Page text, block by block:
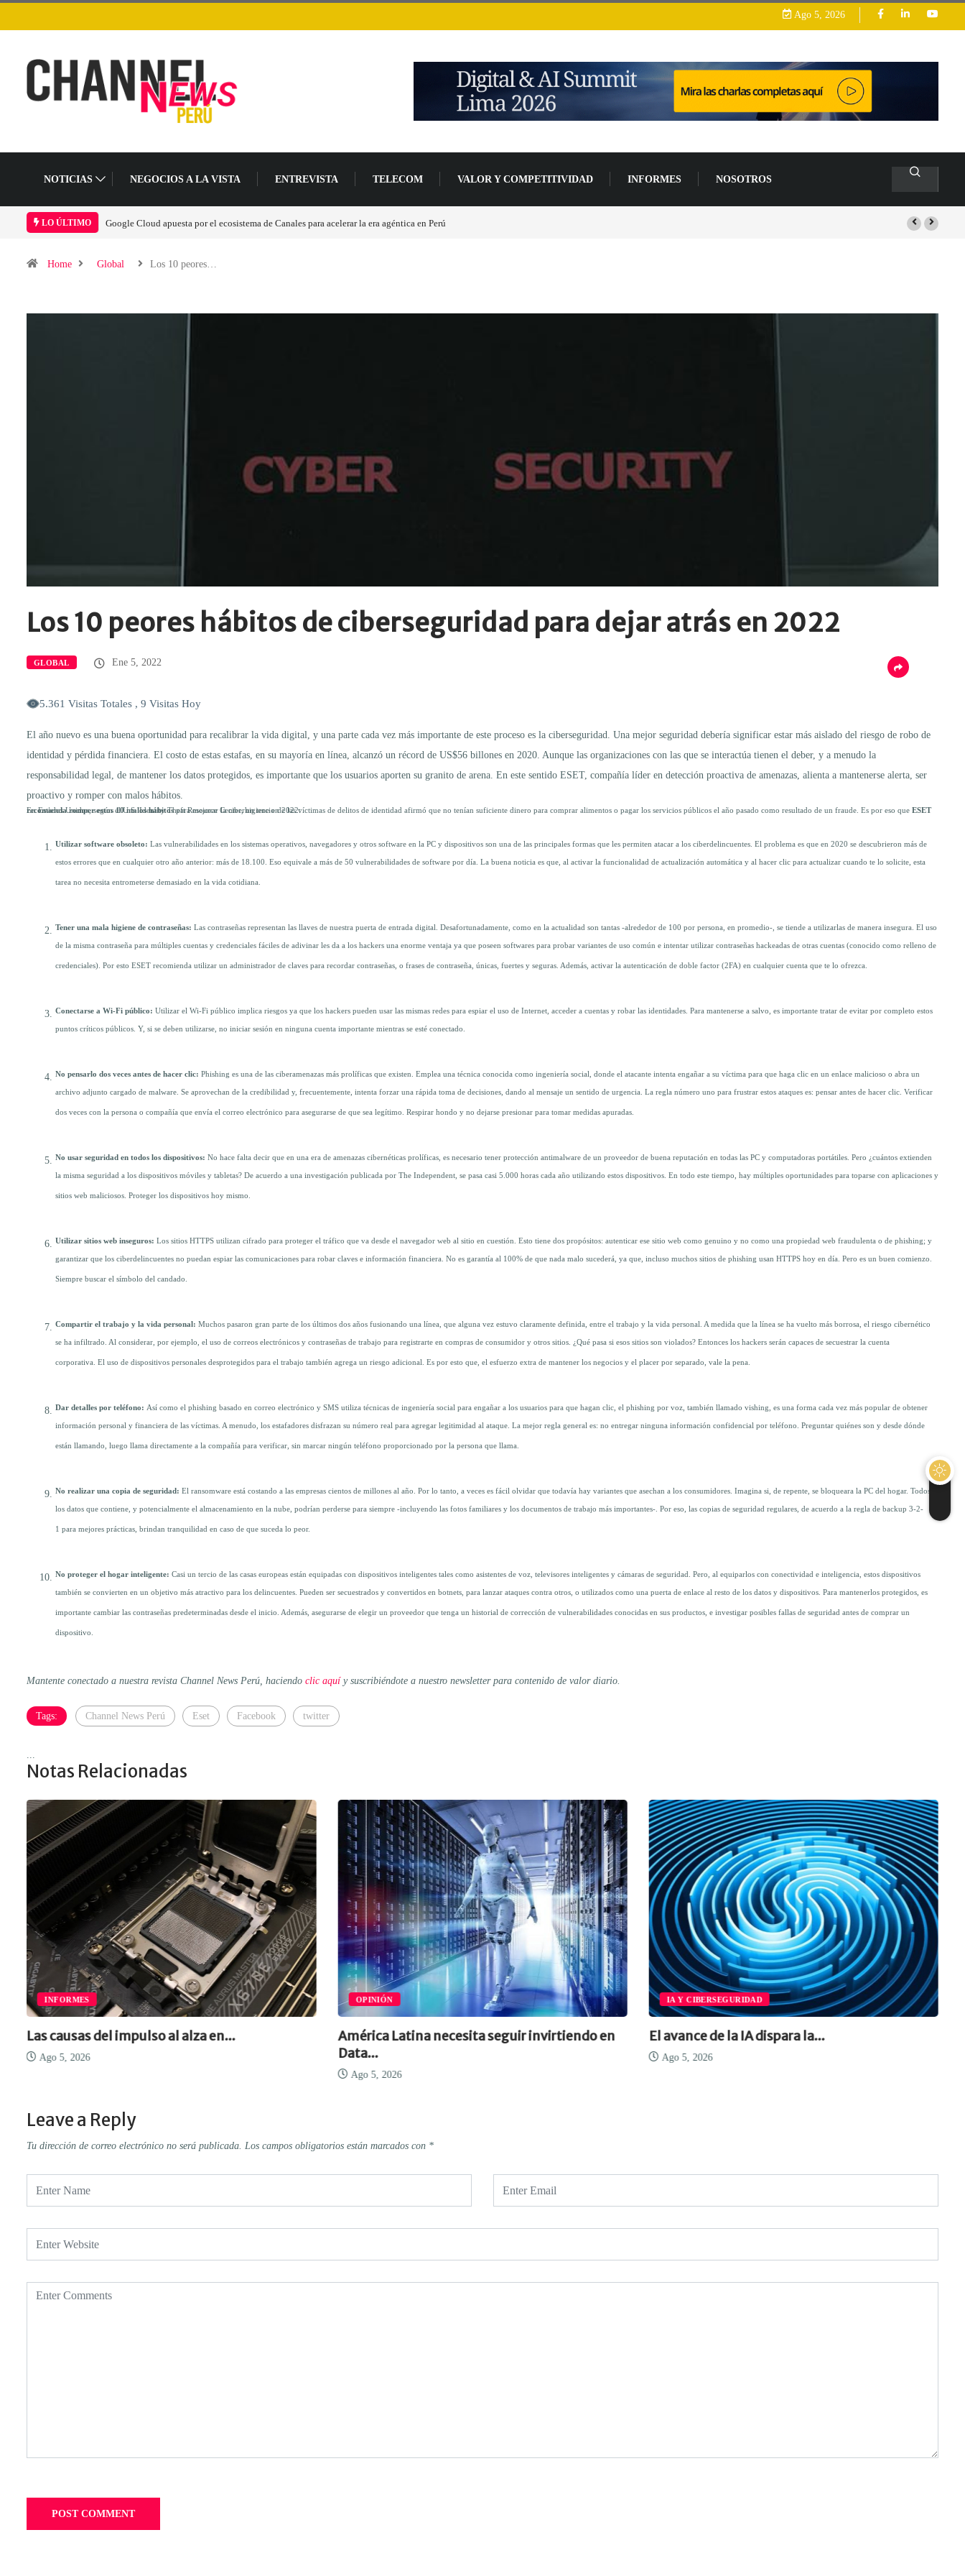
Ago 5, 2026
NOTICIAS NEGOCIOS A LA VISTA ENTREVISTA TELECOM VALOR Y COMPETITIVIDAD INFORMES NOSOTROS
LO ÚLTIMO Las causas del impulso al alza en el precio de las placas base
Home Global Los 10 peores…
Los 10 peores hábitos de ciberseguridad para dejar atrás en 2022
GLOBAL Ene 5, 2022
5.361 Visitas Totales , 9 Visitas Hoy
El año nuevo es una buena oportunidad para recalibrar la vida digital, y una parte cada vez más importante de este proceso es la ciberseguridad. Una mejor seguridad debería significar estar más aislado del riesgo de robo de
identidad y pérdida financiera. El costo de estas estafas, en su mayoría en línea, alcanzó un récord de US$56 billones en 2020. Aunque las organizaciones con las que se interactúa tienen el deber, y a menudo la
responsabilidad legal, de mantener los datos protegidos, es importante que los usuarios aporten su granito de arena. En este sentido ESET, compañía líder en detección proactiva de amenazas, alienta a mantenerse alerta, ser
proactivo y romper con malos hábitos.
En Estados Unidos, según el U.S. Identity Theft Resource Center, un tercio de las víctimas de delitos de identidad afirmó que no tenían suficiente dinero para comprar alimentos o pagar los servicios públicos el año pasado como resultado de un fraude. Es por eso que
ESET recomienda romper estos 10 malos hábitospara mejorar la ciberhigiene en 2022:
Utilizar software obsoleto: Las vulnerabilidades en los sistemas operativos, navegadores y otros software en la PC y dispositivos son una de las principales formas que les permiten atacar a los ciberdelincuentes. El problema es que en 2020 se descubrieron más de
estos errores que en cualquier otro año anterior: más de 18.100. Eso equivale a más de 50 vulnerabilidades de software por día. La buena noticia es que, al activar la funcionalidad de actualización automática y al hacer clic para actualizar cuando te lo solicite, esta
tarea no necesita entrometerse demasiado en la vida cotidiana.
Tener una mala higiene de contraseñas: Las contraseñas representan las llaves de nuestra puerta de entrada digital. Desafortunadamente, como en la actualidad son tantas -alrededor de 100 por persona, en promedio-, se tiende a utilizarlas de manera insegura. El uso
de la misma contraseña para múltiples cuentas y credenciales fáciles de adivinar les da a los hackers una enorme ventaja ya que poseen softwares para probar variantes de uso común e intentar utilizar contraseñas hackeadas de otras cuentas (conocido como relleno de
credenciales). Por esto ESET recomienda utilizar un administrador de claves para recordar contraseñas, o frases de contraseña, únicas, fuertes y seguras. Además, activar la autenticación de doble factor (2FA) en cualquier cuenta que te lo ofrezca.
Conectarse a Wi-Fi público: Utilizar el Wi-Fi público implica riesgos ya que los hackers pueden usar las mismas redes para espiar el uso de Internet, acceder a cuentas y robar las identidades. Para mantenerse a salvo, es importante tratar de evitar por completo estos
puntos críticos públicos. Y, si se deben utilizarse, no iniciar sesión en ninguna cuenta importante mientras se esté conectado.
No pensarlo dos veces antes de hacer clic: Phishing es una de las ciberamenazas más prolíficas que existen. Emplea una técnica conocida como ingeniería social, donde el atacante intenta engañar a su víctima para que haga clic en un enlace malicioso o abra un
archivo adjunto cargado de malware. Se aprovechan de la credibilidad y, frecuentemente, intenta forzar una rápida toma de decisiones, dando al mensaje un sentido de urgencia. La regla número uno para frustrar estos ataques es: pensar antes de hacer clic. Verificar
dos veces con la persona o compañía que envía el correo electrónico para asegurarse de que sea legítimo. Respirar hondo y no dejarse presionar para tomar medidas apuradas.
No usar seguridad en todos los dispositivos: No hace falta decir que en una era de amenazas cibernéticas prolíficas, es necesario tener protección antimalware de un proveedor de buena reputación en todas las PC y computadoras portátiles. Pero ¿cuántos extienden
la misma seguridad a los dispositivos móviles y tabletas? De acuerdo a una investigación publicada por The Independent, se pasa casi 5.000 horas cada año utilizando estos dispositivos. En todo este tiempo, hay múltiples oportunidades para toparse con aplicaciones y
sitios web maliciosos. Proteger los dispositivos hoy mismo.
Utilizar sitios web inseguros: Los sitios HTTPS utilizan cifrado para proteger el tráfico que va desde el navegador web al sitio en cuestión. Esto tiene dos propósitos: autenticar ese sitio web como genuino y no como una propiedad web fraudulenta o de phishing; y
garantizar que los ciberdelincuentes no puedan espiar las comunicaciones para robar claves e información financiera. No es garantía al 100% de que nada malo sucederá, ya que, incluso muchos sitios de phishing usan HTTPS hoy en día. Pero es un buen comienzo.
Siempre buscar el símbolo del candado.
Compartir el trabajo y la vida personal: Muchos pasaron gran parte de los últimos dos años fusionando una línea, que alguna vez estuvo claramente definida, entre el trabajo y la vida personal. A medida que la línea se ha vuelto más borrosa, el riesgo cibernético
se ha infiltrado. Al considerar, por ejemplo, el uso de correos electrónicos y contraseñas de trabajo para registrarte en compras de consumidor y otros sitios. ¿Qué pasa si esos sitios son violados? Entonces los hackers serán capaces de secuestrar la cuenta
corporativa. El uso de dispositivos personales desprotegidos para el trabajo también agrega un riesgo adicional. Es por esto que, el esfuerzo extra de mantener los negocios y el placer por separado, vale la pena.
Dar detalles por teléfono: Así como el phishing basado en correo electrónico y SMS utiliza técnicas de ingeniería social para engañar a los usuarios para que hagan clic, el phishing por voz, también llamado vishing, es una forma cada vez más popular de obtener
información personal y financiera de las víctimas. A menudo, los estafadores disfrazan su número real para agregar legitimidad al ataque. La mejor regla general es: no entregar ninguna información confidencial por teléfono. Preguntar quiénes son y desde dónde
están llamando, luego llama directamente a la compañía para verificar, sin marcar ningún teléfono proporcionado por la persona que llama.
No realizar una copia de seguridad: El ransomware está costando a las empresas cientos de millones al año. Por lo tanto, a veces es fácil olvidar que todavía hay variantes que asechan a los consumidores. Imagina si, de repente, se bloqueara la PC del hogar. Todos
los datos que contiene, y potencialmente el almacenamiento en la nube, podrían perderse para siempre -incluyendo las fotos familiares y los documentos de trabajo más importantes-. Por eso, las copias de seguridad regulares, de acuerdo a la regla de backup 3-2-
1 para mejores prácticas, brindan tranquilidad en caso de que suceda lo peor.
No proteger el hogar inteligente: Casi un tercio de las casas europeas están equipadas con dispositivos inteligentes tales como asistentes de voz, televisores inteligentes y cámaras de seguridad. Pero, al equiparlos con conectividad e inteligencia, estos dispositivos
también se convierten en un objetivo más atractivo para los delincuentes. Pueden ser secuestrados y convertidos en botnets, para lanzar ataques contra otros, o utilizados como una puerta de enlace al resto de los datos y dispositivos. Para mantenerlos protegidos, es
importante cambiar las contraseñas predeterminadas desde el inicio. Además, asegurarse de elegir un proveedor que tenga un historial de corrección de vulnerabilidades conocidas en sus productos, e investigar posibles fallas de seguridad antes de comprar un
dispositivo.
Mantente conectado a nuestra revista Channel News Perú, haciendo clic aquíy suscribiéndote a nuestro newsletter para contenido de valor diario.
Tags: Channel News Perú Eset Facebook twitter
Notas Relacionadas
INFORMES
Las causas del impulso al alza en...
Ago 5, 2026
OPINIÓN
América Latina necesita seguir invirtiendo en
Data...
Ago 5, 2026
IA Y CIBERSEGURIDAD
El avance de la IA dispara la...
Ago 5, 2026
Leave a Reply
Tu dirección de correo electrónico no será publicada. Los campos obligatorios están marcados con *